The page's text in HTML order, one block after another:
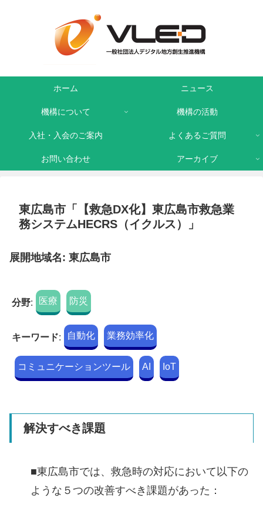
ホーム ニュース
機構について 機構の活動
入社・入会のご案内 よくあるご質問
お問い合わせ アーカイブ
東広島市「【救急DX化】東広島市救急業
務システムHECRS（イクルス）」
展開地域名: 東広島市
分野: 医療 防災
キーワード: 自動化 業務効率化
コミュニケーションツール AI IoT
解決すべき課題
■東広島市では、救急時の対応において以下の
ような５つの改善すべき課題があった：